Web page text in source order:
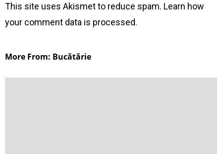
This site uses Akismet to reduce spam. Learn how
your comment data is processed.
More From: Bucătărie